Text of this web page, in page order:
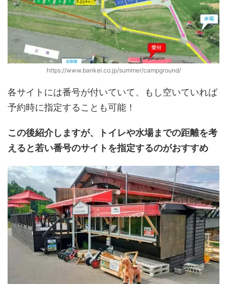
https://www.bankei.co.jp/summer/campground/
各サイトには番号が付いていて、もし空いていれば
予約時に指定することも可能！
この後紹介しますが、トイレや水場までの距離を考
えると若い番号のサイトを指定するのがおすすめ